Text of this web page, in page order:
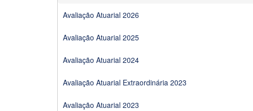
Avaliação Atuarial 2026
Avaliação Atuarial 2025
Avaliação Atuarial 2024
Avaliação Atuarial Extraordinária 2023
Avaliação Atuarial 2023